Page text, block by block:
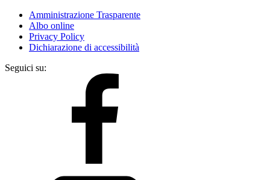
Amministrazione Trasparente
Albo online
Privacy Policy
Dichiarazione di accessibilità
Seguici su: